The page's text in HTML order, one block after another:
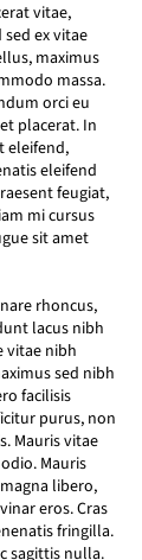
vitae,
ex vitae
maximus
massa.
orci eu
placerat. In
eleifend,
eleifend
feugiat,
mi cursus
sit amet
rhoncus,
lacus nibh
vitae nibh
sed nibh
facilisis
purus, non
Mauris vitae
Mauris
libero,
eros. Cras
fringilla.
sagittis nulla.